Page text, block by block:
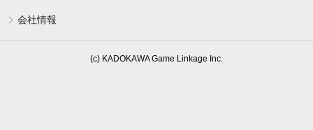
会社情報
(c) KADOKAWA Game Linkage Inc.